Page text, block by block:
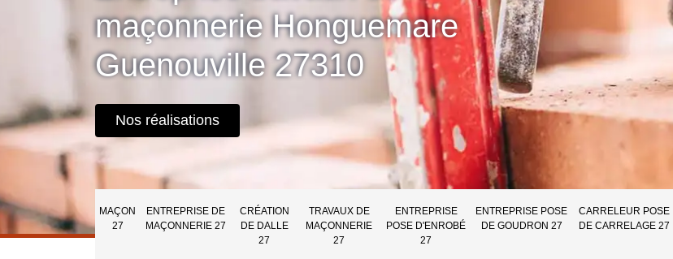
maçonnerie Honguemare
Guenouville 27310
Nos réalisations
MAÇON
27
ENTREPRISE DE
MAÇONNERIE 27
CRÉATION
DE DALLE
27
TRAVAUX DE
MAÇONNERIE
27
ENTREPRISE
POSE D'ENROBÉ
27
ENTREPRISE POSE
DE GOUDRON 27
CARRELEUR POSE
DE CARRELAGE 27